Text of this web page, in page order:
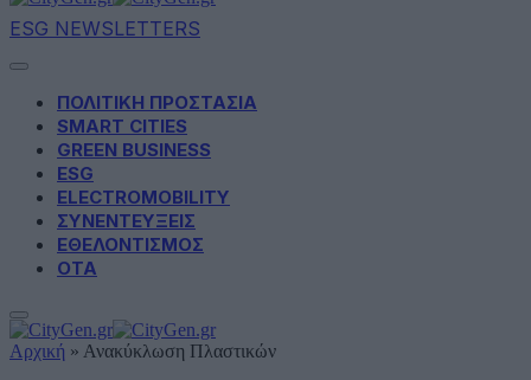
ESG NEWSLETTERS
ΠΟΛΙΤΙΚΗ ΠΡΟΣΤΑΣΙΑ
SMART CITIES
GREEN BUSINESS
ESG
ELECTROMOBILITY
ΣΥΝΕΝΤΕΥΞΕΙΣ
ΕΘΕΛΟΝΤΙΣΜΟΣ
ΟΤΑ
Αρχική » Ανακύκλωση Πλαστικών